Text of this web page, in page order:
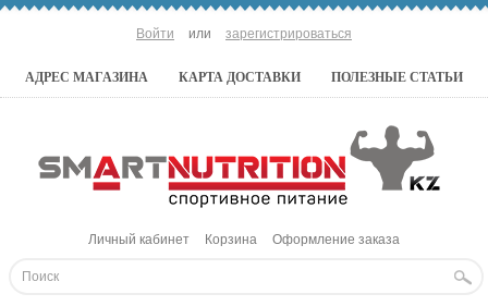
Войти или зарегистрироваться
АДРЕС МАГАЗИНА КАРТА ДОСТАВКИ ПОЛЕЗНЫЕ СТАТЬИ
Личный кабинет Корзина Оформление заказа